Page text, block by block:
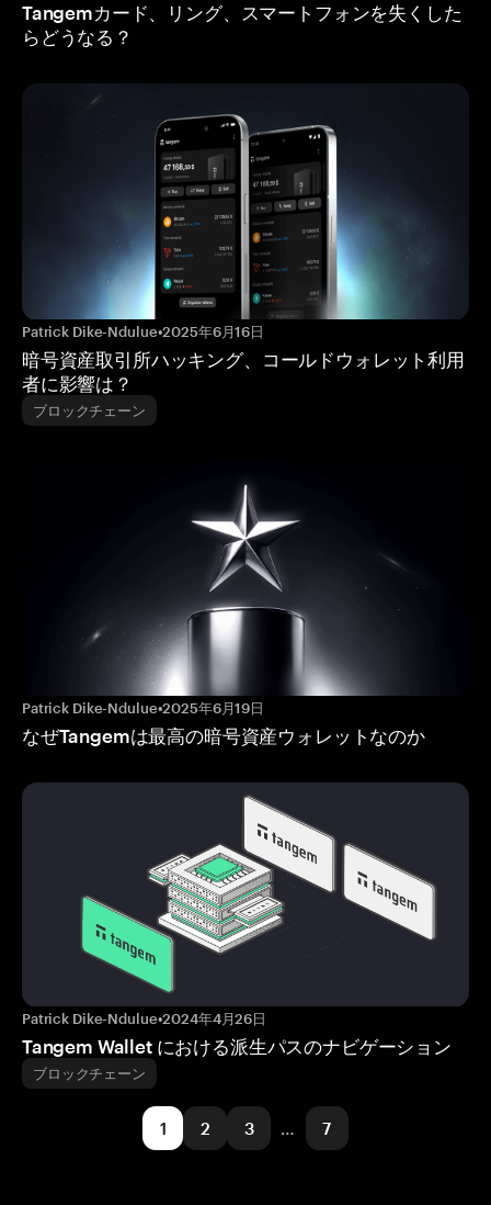
Tangemカード、リング、スマートフォンを失くした
らどうなる？
Patrick Dike-Ndulue•2025年6月16日
暗号資産取引所ハッキング、コールドウォレット利用
者に影響は？
ブロックチェーン
Patrick Dike-Ndulue•2025年6月19日
なぜTangemは最高の暗号資産ウォレットなのか
Patrick Dike-Ndulue•2024年4月26日
Tangem Wallet における派生パスのナビゲーション
ブロックチェーン
1 2 3 … 7